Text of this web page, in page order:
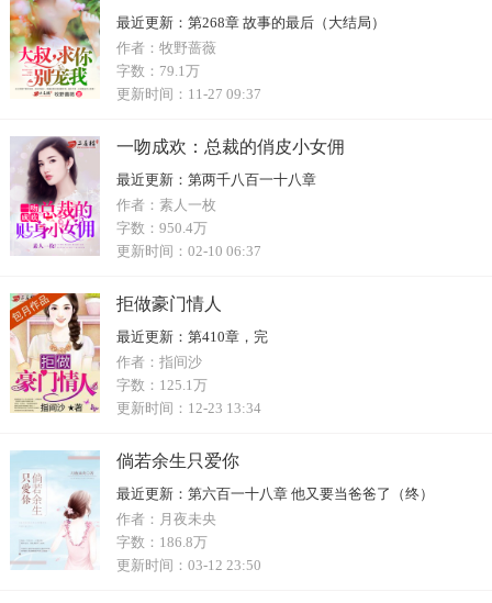
最近更新： 第268章 故事的最后（大结局）
作者： 牧野蔷薇
字数： 79.1万
更新时间： 11-27 09:37
一吻成欢：总裁的俏皮小女佣
最近更新： 第两千八百一十八章
作者： 素人一枚
字数： 950.4万
更新时间： 02-10 06:37
拒做豪门情人
最近更新： 第410章，完
作者： 指间沙
字数： 125.1万
更新时间： 12-23 13:34
倘若余生只爱你
最近更新： 第六百一十八章 他又要当爸爸了（终）
作者： 月夜未央
字数： 186.8万
更新时间： 03-12 23:50